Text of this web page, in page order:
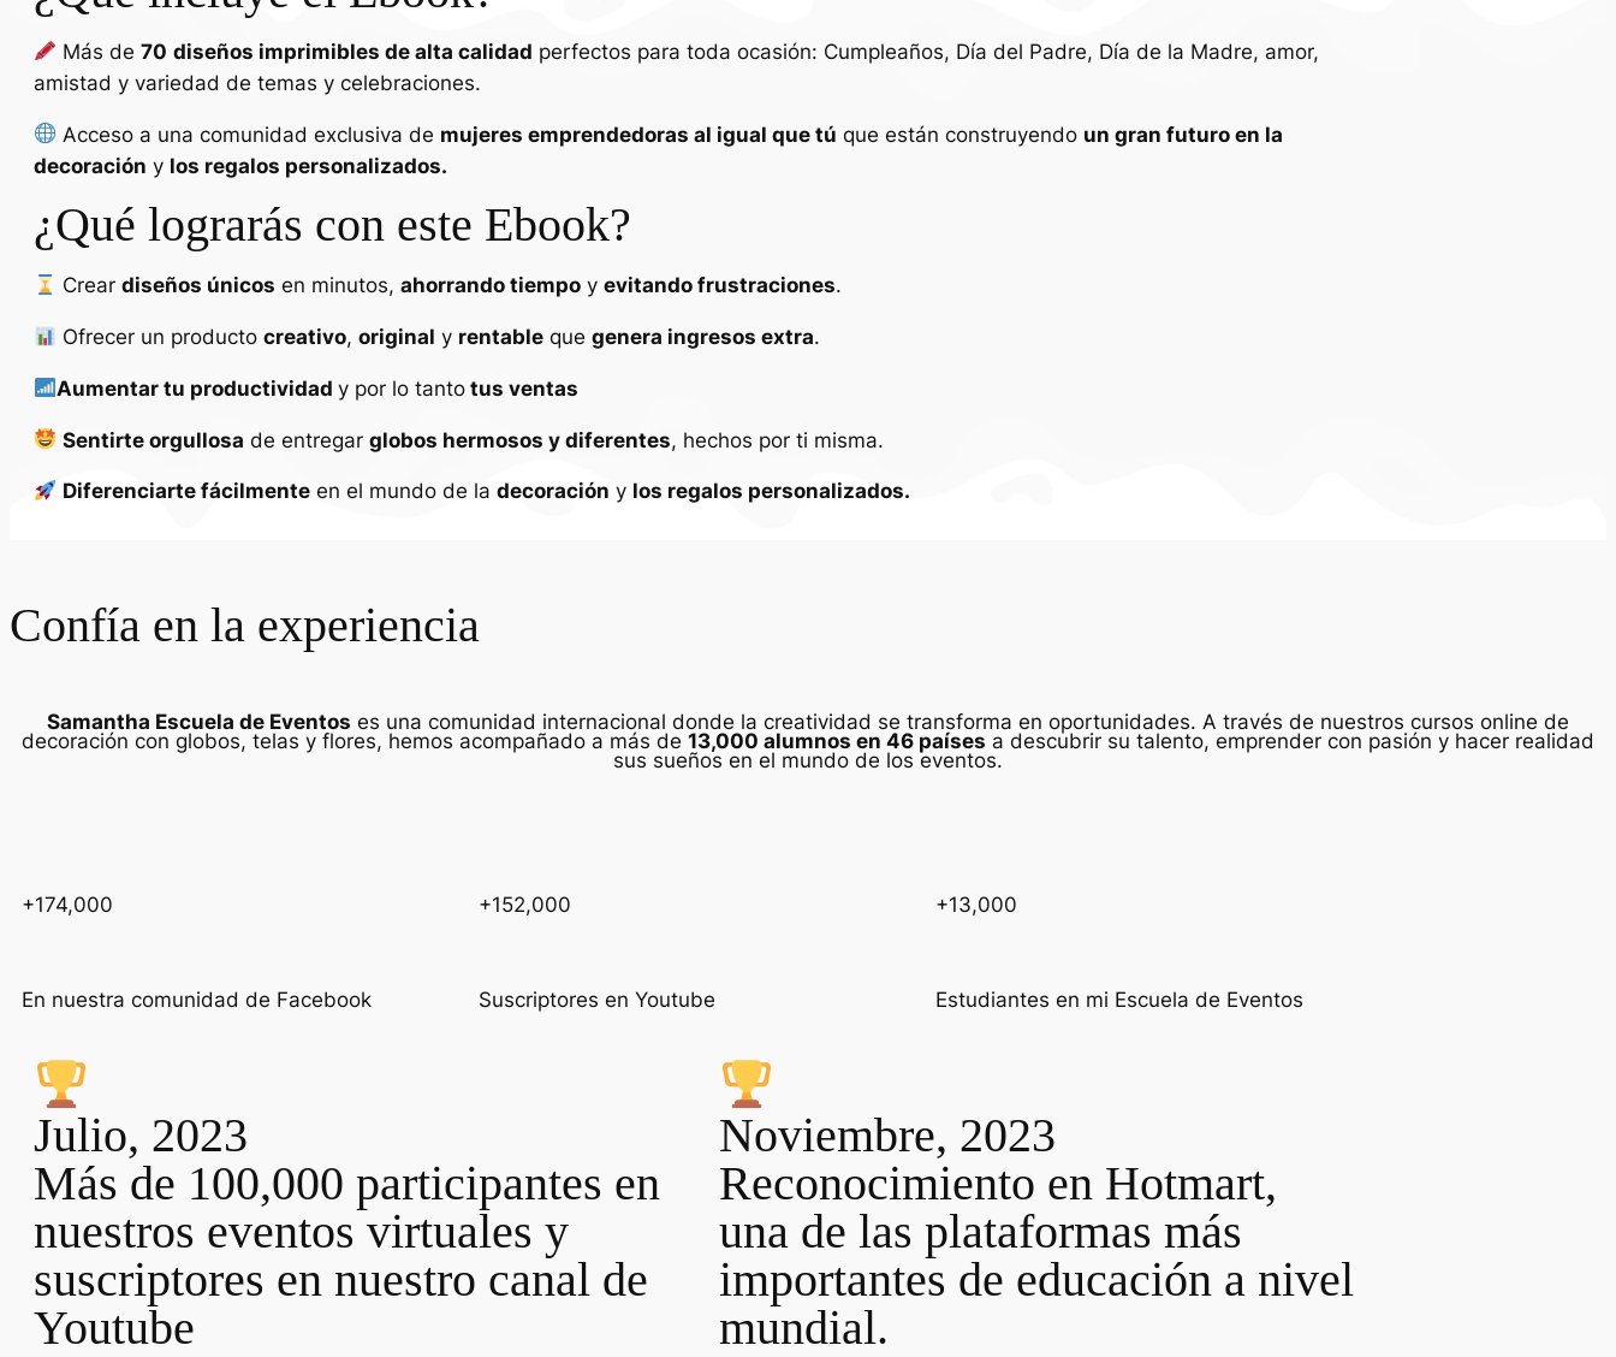
Más de70 diseños imprimibles de alta calidad perfectos para toda ocasión: Cumpleaños, Día del Padre, Día de la Madre, amor,
amistad y variedad de temas y celebraciones.
Acceso a una comunidad exclusiva de mujeres emprendedoras al igual que tú que están construyendo un gran futuro en la
decoración y los regalos personalizados.
¿Qué lograrás con este Ebook?
Creardiseños únicos en minutos,ahorrando tiempo yevitando frustraciones.
Ofrecer un productocreativo,original y rentable quegenera ingresos extra.
Aumentar tu productividady por lo tanto tus ventas
Sentirte orgullosa de entregarglobos hermosos y diferentes, hechos por ti misma.
Diferenciarte fácilmente en el mundo de ladecoración y los regalos personalizados.
Confía en la experiencia
Samantha Escuela de Eventos es una comunidad internacional donde la creatividad se transforma en oportunidades. A través de nuestros cursos online de
decoración con globos, telas y flores, hemos acompañado a más de 13,000 alumnos en 46 países a descubrir su talento, emprender con pasión y hacer realidad
sus sueños en el mundo de los eventos.
+174,000
En nuestra comunidad de Facebook
+152,000
Suscriptores en Youtube
+13,000
Estudiantes en mi Escuela de Eventos
Julio, 2023
Más de 100,000 participantes en
nuestros eventos virtuales y
suscriptores en nuestro canal de
Youtube
Noviembre, 2023
Reconocimiento en Hotmart,
una de las plataformas más
importantes de educación a nivel
mundial.